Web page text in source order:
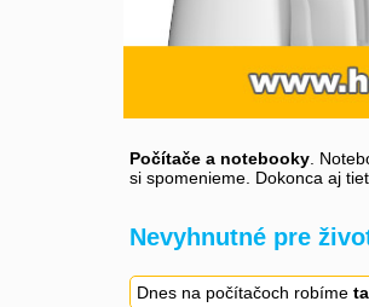
Počítače a notebooky.
si spomenieme. Dokonca aj
Nevyhnutné pre
Dnes na počítačoch robíme